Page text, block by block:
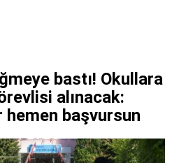
bastı! Okullara
alınacak:
hemen başvursun